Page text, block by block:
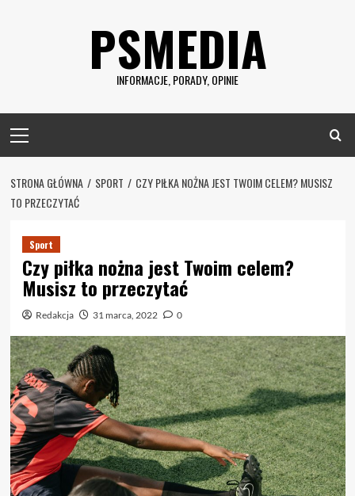
PSMEDIA
INFORMACJE, PORADY, OPINIE
Menu
STRONA GŁÓWNA SPORT
CZY PIŁKA NOŻNA JEST TWOIM CELEM? MUSISZ
TO PRZECZYTAĆ
Sport
Czy piłka nożna jest Twoim celem?
Musisz to przeczytać
Redakcja 31 marca, 2022 0